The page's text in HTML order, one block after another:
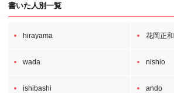
書いた人別一覧
hirayama 花岡正和
wada nishio
ishibashi ando